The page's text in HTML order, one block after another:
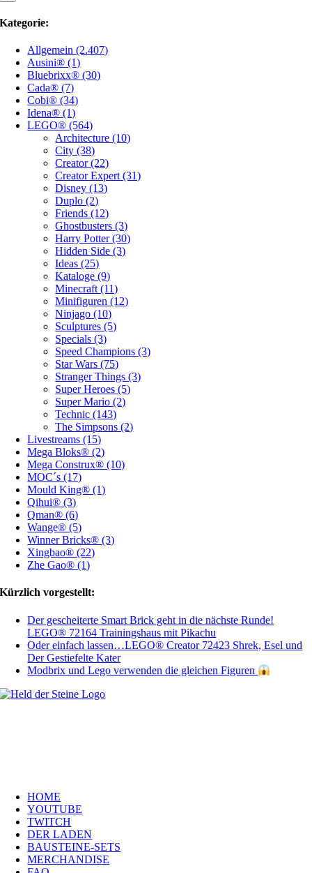
Kategorie:
Allgemein (2.407)
Ausini® (1)
Bluebrixx® (30)
Cada® (7)
Cobi® (34)
Idena® (1)
LEGO® (564)
Architecture (10)
City (38)
Creator (22)
Creator Expert (31)
Disney (13)
Duplo (2)
Friends (12)
Ghostbusters (3)
Harry Potter (30)
Hidden Side (3)
Ideas (25)
Kataloge (9)
Minecraft (11)
Minifiguren (12)
Ninjago (10)
Sculptures (5)
Specials (3)
Speed Champions (3)
Star Wars (75)
Stranger Things (3)
Super Heroes (5)
Super Mario (2)
Technic (143)
The Simpsons (2)
Livestreams (15)
Mega Bloks® (2)
Mega Construx® (10)
MOC´s (17)
Mould King® (1)
Qihui® (3)
Qman® (6)
Wange® (5)
Winner Bricks® (3)
Xingbao® (22)
Zhe Gao® (1)
Kürzlich vorgestellt:
Der gescheiterte Smart Brick geht in die nächste Runde!
LEGO® 72164 Trainingshaus mit Pikachu
Oder einfach lassen…LEGO® Creator 72423 Shrek, Esel und
Der Gestiefelte Kater
Modbrix und Lego verwenden die gleichen Figuren
HOME
YOUTUBE
TWITCH
DER LADEN
BAUSTEINE-SETS
MERCHANDISE